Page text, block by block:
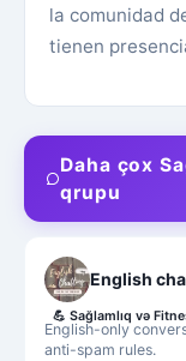
la comunidad
tienen
Daha çox
qrupu
English
English-only
anti-spam rules.
💪 Sağlamlıq və